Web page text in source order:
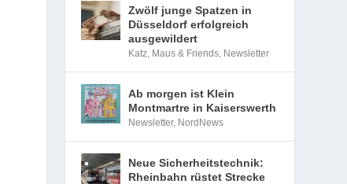
Zwölf junge Spatzen in
Düsseldorf erfolgreich
ausgewildert
Katz, Maus & Friends, Newsletter
Ab morgen ist Klein
Montmartre in Kaiserswerth
Newsletter, NordNews
Neue Sicherheitstechnik:
Rheinbahn rüstet Strecke